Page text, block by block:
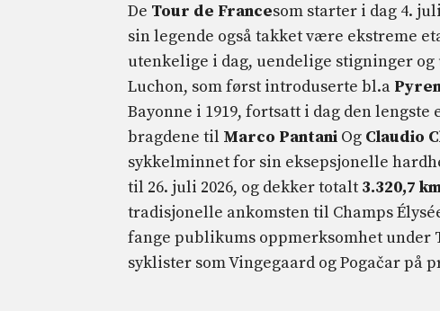
De Tour de Francesom starter i dag 4.
sin legende også takket være ekstreme
utenkelige i dag, uendelige stigninger
Luchon, som først introduserte bl.a
Bayonne i 1919, fortsatt i dag den
bragdene til Marco Pantani Og Claudio
sykkelminnet for sin eksepsjonelle
til 26. juli 2026, og dekker totalt 3.320,7
tradisjonelle ankomsten til Champs
fange publikums oppmerksomhet under
syklister som Vingegaard og Pogačar på